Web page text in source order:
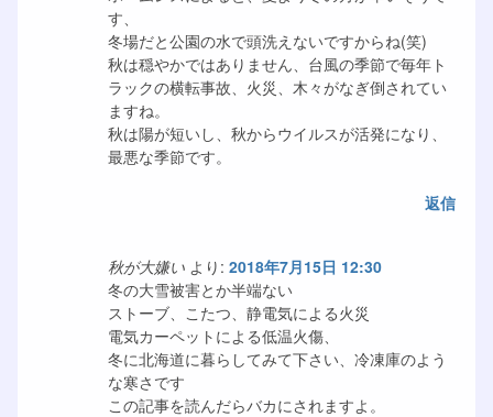
す、
冬場だと公園の水で頭洗えないですからね(笑)
秋は穏やかではありません、台風の季節で毎年ト
ラックの横転事故、火災、木々がなぎ倒されてい
ますね。
秋は陽が短いし、秋からウイルスが活発になり、
最悪な季節です。
返信
秋が大嫌い より: 2018年7月15日 12:30
冬の大雪被害とか半端ない
ストーブ、こたつ、静電気による火災
電気カーペットによる低温火傷、
冬に北海道に暮らしてみて下さい、冷凍庫のよう
な寒さです
この記事を読んだらバカにされますよ。